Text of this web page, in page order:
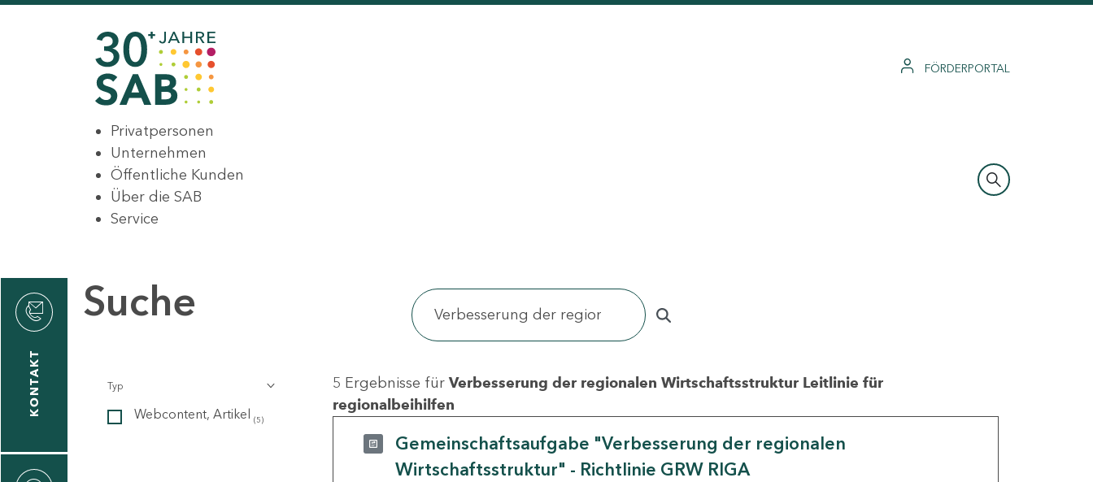
FÖRDERPORTAL
Privatpersonen
Unternehmen
Öffentliche Kunden
Über die SAB
Service
KONTAKT
Suche
Typ
Webcontent, Artikel (5)
5 Ergebnisse für Verbesserung der regionalen Wirtschaftsstruktur Leitlinie für
regionalbeihilfen
Gemeinschaftsaufgabe "Verbesserung der regionalen
Wirtschaftsstruktur" - Richtlinie GRW RIGA